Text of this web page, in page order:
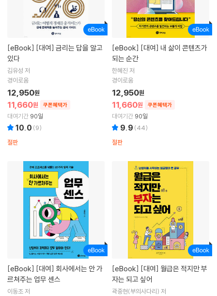
[eBook]
있다
김유성 저
경이로움
11,660원 쿠폰혜택가
12,950원
대여기간 90일
10.0 (9)
절판
[eBook]
되는 순간
한혜진 저
경이로움
11,660원 쿠폰혜택가
12,950원
대여기간 90일
9.9 (44)
절판
[eBook]
르쳐주는 업무 센스
이동조 저
[eBook]
자는 되고 싶어
곽중현(부의사다리) 저